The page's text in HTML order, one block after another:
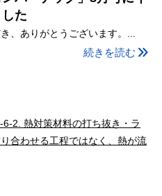
た
、ありがとうございます。...
続きを読む